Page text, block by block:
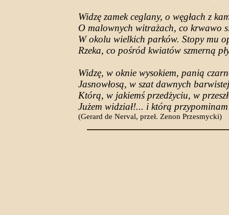
Widzę zamek ceglany, o węgłach z
O malownych witrażach, co krwawo
W okolu wielkich parków. Stopy mu
Rzeka, co pośród kwiatów szmerną
Widzę, w oknie wysokiem, panią
Jasnowłosą, w szat dawnych
Którą, w jakiemś przedżyciu, w
Jużem widział!... i którą
(Gerard de Nerval, przeł. Zenon Przesmycki)